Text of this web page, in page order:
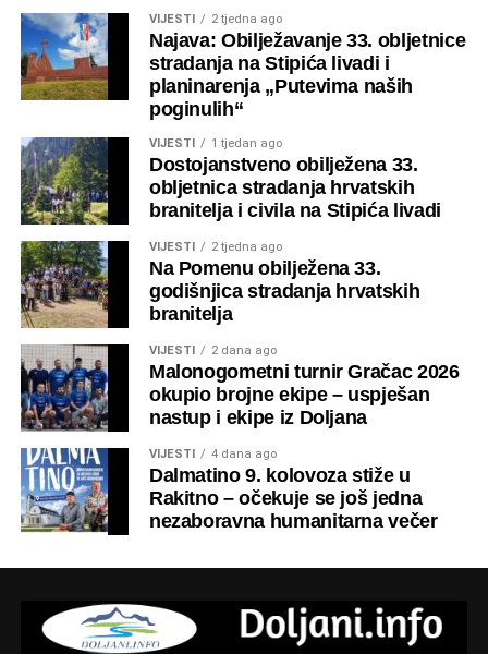
VIJESTI 2 tjedna ago
Najava: Obilježavanje 33. obljetnice
stradanja na Stipića livadi i
planinarenja „Putevima naših
poginulih“
VIJESTI 1 tjedan ago
Dostojanstveno obilježena 33.
obljetnica stradanja hrvatskih
branitelja i civila na Stipića livadi
VIJESTI 2 tjedna ago
Na Pomenu obilježena 33.
godišnjica stradanja hrvatskih
branitelja
VIJESTI 2 dana ago
Malonogometni turnir Gračac 2026
okupio brojne ekipe – uspješan
nastup i ekipe iz Doljana
VIJESTI 4 dana ago
Dalmatino 9. kolovoza stiže u
Rakitno – očekuje se još jedna
nezaboravna humanitarna večer